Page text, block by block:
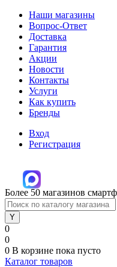
Наши магазины
Вопрос-Ответ
Доставка
Гарантия
Акции
Новости
Контакты
Услуги
Как купить
Бренды
Вход
Регистрация
Более 50 магазинов
0
0
0 В корзине пока пусто
Каталог товаров